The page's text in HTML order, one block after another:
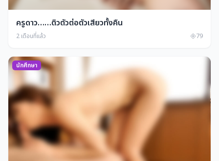
ครูดาว……ติวตัวต่อตัวเสียวทั้งคืน
2 เดือนที่แล้ว 79
นักศึกษา